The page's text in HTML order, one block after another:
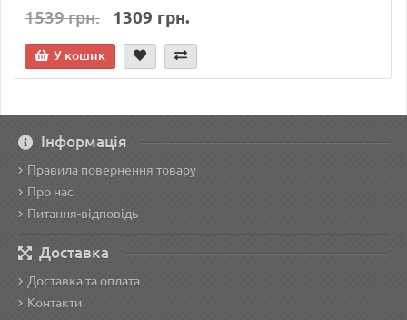
1539 грн. 1309 грн.
У кошик
Інформація
Правила повернення товару
Про нас
Питання-відповідь
Доставка
Доставка та оплата
Контакти